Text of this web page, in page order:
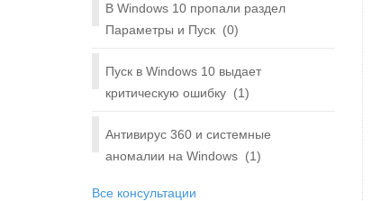
В Windows 10 пропали раздел
Параметры и Пуск (0)
Пуск в Windows 10 выдает
критическую ошибку (1)
Антивирус 360 и системные
аномалии на Windows (1)
Все консультации